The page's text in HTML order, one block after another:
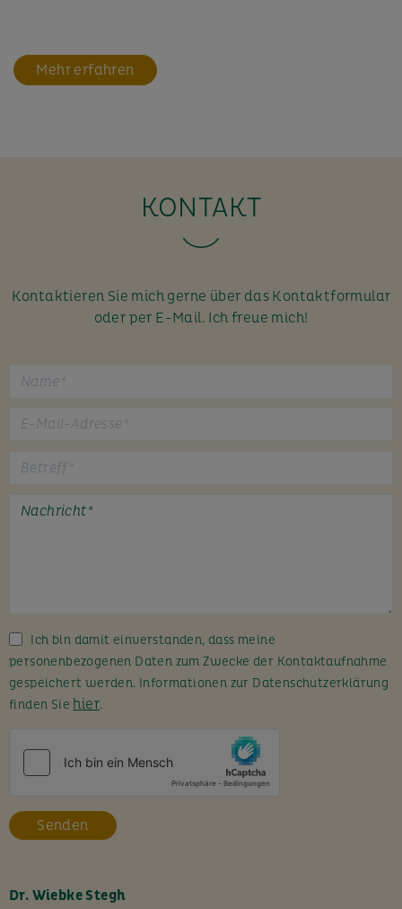
Mehr erfahren
KONTAKT
Kontaktieren Sie mich gerne über das Kontaktformular
oder per E-Mail. Ich freue mich!
e
d
i
e
e
l
e
Ich bin damit einverstanden, dass meine
personenbezogenen Daten zum Zwecke der Kontaktaufnahme
gespeichert werden. Informationen zur Datenschutzerklärung
finden Sie hier.
Dr. Wiebke Stegh